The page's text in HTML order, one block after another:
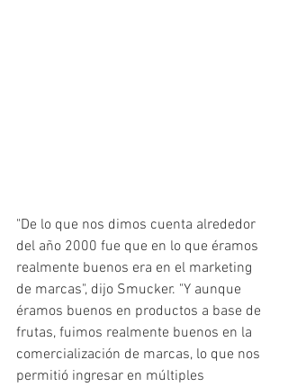
"De lo que nos dimos cuenta alrededor
del año 2000 fue que en lo que éramos
realmente buenos era en el marketing
de marcas", dijo Smucker. "Y aunque
éramos buenos en productos a base de
frutas, fuimos realmente buenos en la
comercialización de marcas, lo que nos
permitió ingresar en múltiples